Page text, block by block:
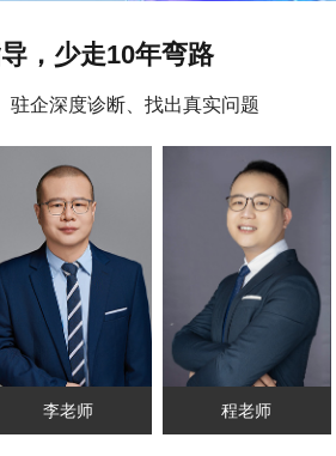
，少走10年弯路
驻企深度诊断、找出真实问题
盛老师 付老师